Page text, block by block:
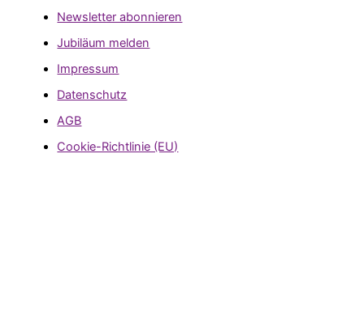
Newsletter abonnieren
Jubiläum melden
Impressum
Datenschutz
AGB
Cookie-Richtlinie (EU)